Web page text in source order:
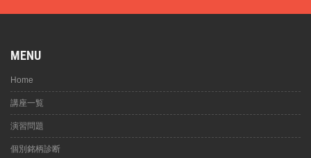
MENU
Home
講座一覧
演習問題
個別銘柄診断